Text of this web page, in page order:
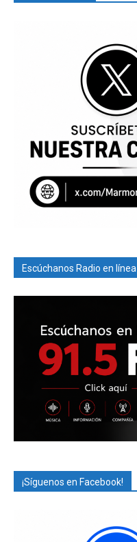
Escúchanos Radio en línea
¡Síguenos en Facebook!